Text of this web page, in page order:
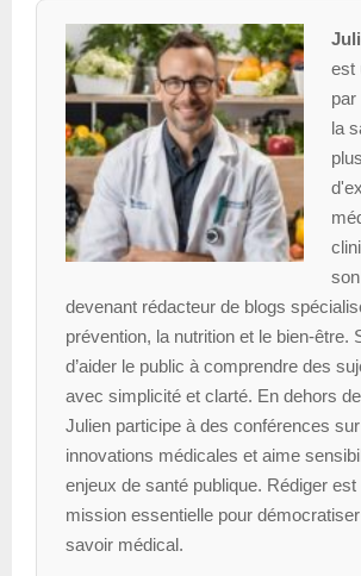
est
par
la
devenant rédacteur de blogs
prévention, la nutrition et le bien-être.
d’aider le public à comprendre des
avec simplicité et clarté. En dehors
Julien participe à des conférences
innovations médicales et aime
enjeux de santé publique. Rédiger est
mission essentielle pour
savoir médical.